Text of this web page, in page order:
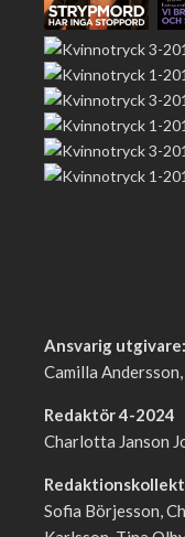
Ansvarig utgivare:
Camilla
Redaktör 4-2024
Charlotta Janson
Sofia Börjesson,